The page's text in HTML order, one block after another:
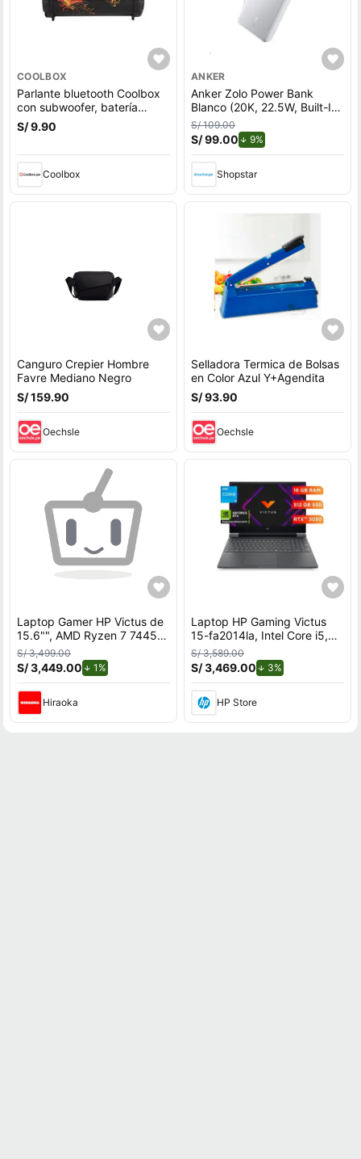
COOLBOX
Parlante bluetooth Coolbox
con subwoofer, batería
recargable, guitar
S/ 9.90
Coolbox
ANKER
Anker Zolo Power Bank
Blanco (20K, 22.5W, Built-In
USB-C Cable)
S/ 109.00
S/ 99.00 9%de descuento.
Shopstar
Canguro Crepier Hombre
Favre Mediano Negro
S/ 159.90
Oechsle
Selladora Termica de Bolsas
en Color Azul Y+Agendita
S/ 93.90
Oechsle
Laptop Gamer HP Victus de
15.6"", AMD Ryzen 7 7445H,
NVIDIA GeForce RTX 3050,
16GB RAM, disco sólido de
512GB, modelo 15-fb3020la
S/ 3,499.00
S/ 3,449.00 1%
Hiraoka
Laptop HP Gaming Victus
15-fa2014la, Intel Core i5,
16 GB RAM, NVIDIA GeForce
RTX 3050, 512 GB SSD,
15.6"" FHD 144 Hz,
S/ 3,589.00
S/ 3,469.00 3%de descuento.
HP Store